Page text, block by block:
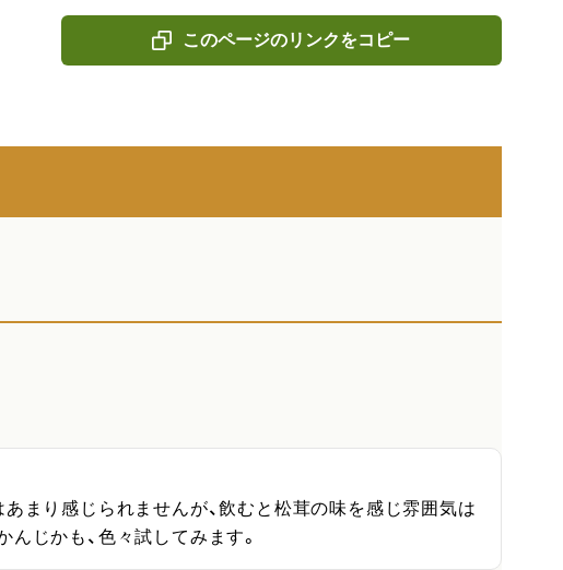
このページのリンクをコピー
まり感じられませんが、飲むと松茸の味を感じ雰囲気は
じかも、色々試してみます。